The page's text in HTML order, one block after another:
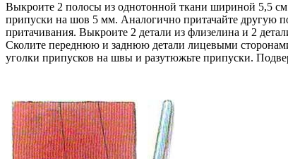
Выкроите 2 полосы из однотонной ткани шириной 5,5
припуски на шов 5 мм. Аналогично притачайте другую
притачивания. Выкроите 2 детали из флизелина и 2
Сколите переднюю и заднюю детали лицевыми
уголки припусков на швы и разутюжьте припуски.